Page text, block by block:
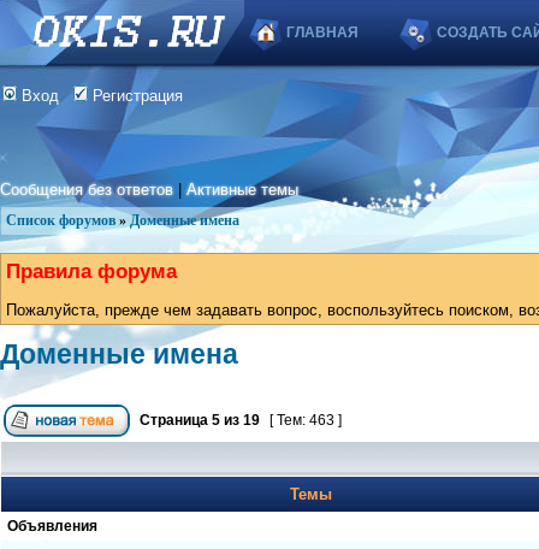
ГЛАВНАЯ СОЗДАТЬ
Вход Регистрация
Сообщения без ответов |Активные темы
Список форумов » Доменные имена
Правила форума
Пожалуйста, прежде чем задавать вопрос, воспользуйтесь поиском,
Доменные имена
Страница 5 из 19 [ Тем: 463 ]
Темы
Объявления